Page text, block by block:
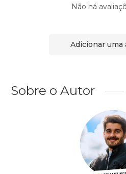
Não há
Adicionar uma
Sobre o Autor